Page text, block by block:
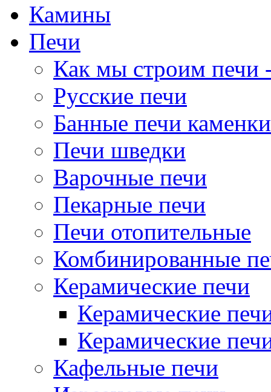
Камины
Печи
Как мы строим печи
Русские печи
Банные печи каменки
Печи шведки
Варочные печи
Пекарные печи
Печи отопительные
Комбинированные
Керамические печи
Керамические
Керамические
Кафельные печи